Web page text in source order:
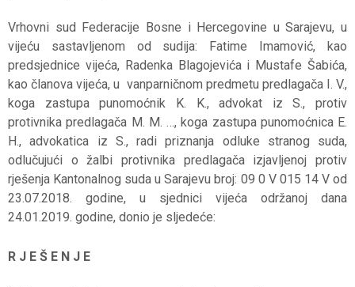
Vrhovni sud Federacije Bosne i Hercegovine u Sarajevu, u
vijeću sastavljenom od sudija: Fatime Imamović, kao
predsjednice vijeća, Radenka Blagojevića i Mustafe Šabića,
kao članova vijeća, u vanparničnom predmetu predlagača I. V.,
koga zastupa punomoćnik K. K., advokat iz S., protiv
protivnika predlagača M. M. …, koga zastupa punomoćnica E.
H., advokatica iz S., radi priznanja odluke stranog suda,
odlučujući o žalbi protivnika predlagača izjavljenoj protiv
rješenja Kantonalnog suda u Sarajevu broj: 09 0 V 015 14 V od
23.07.2018. godine, u sjednici vijeća održanoj dana
24.01.2019. godine, donio je sljedeće:
R J E Š E N J E